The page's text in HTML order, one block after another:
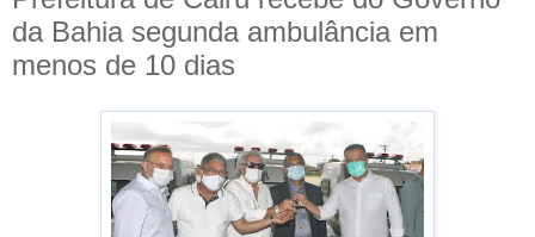
da Bahia segunda ambulância em
menos de 10 dias